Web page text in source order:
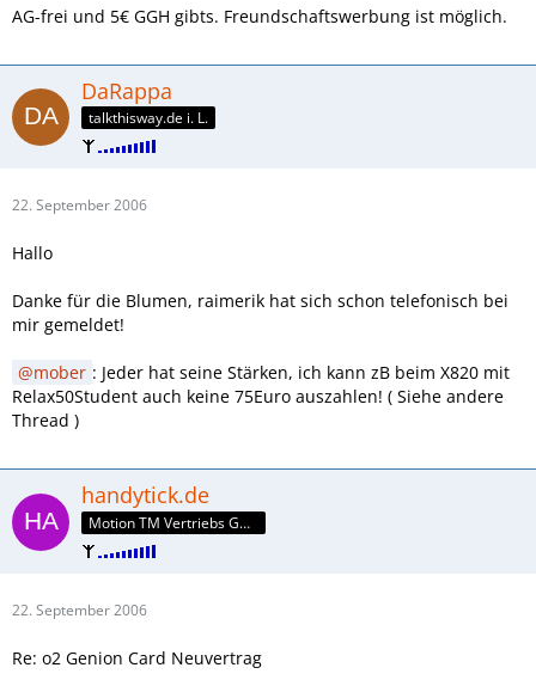
AG-frei und 5€ GGH gibts. Freundschaftswerbung ist möglich.
DaRappa
talkthisway.de i. L.
22. September 2006
Hallo
Danke für die Blumen, raimerik hat sich schon telefonisch bei
mir gemeldet!
mober : Jeder hat seine Stärken, ich kann zB beim X820 mit
Relax50Student auch keine 75Euro auszahlen! ( Siehe andere
Thread )
handytick.de
Motion TM Vertriebs GmbH
22. September 2006
Re: o2 Genion Card Neuvertrag